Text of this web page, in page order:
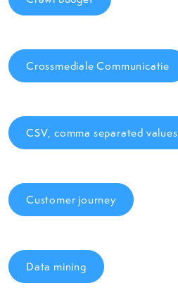
Crossmediale Communicatie
CSV, comma separated values
Customer journey
Data mining